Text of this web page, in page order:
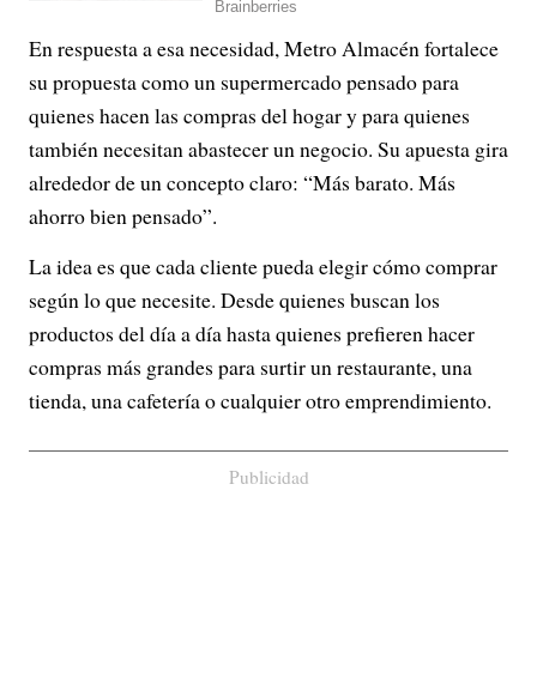
En respuesta a esa necesidad, Metro Almacén fortalece
su propuesta como un supermercado pensado para
quienes hacen las compras del hogar y para quienes
también necesitan abastecer un negocio. Su apuesta gira
alrededor de un concepto claro: “Más barato. Más
ahorro bien pensado”.
La idea es que cada cliente pueda elegir cómo comprar
según lo que necesite. Desde quienes buscan los
productos del día a día hasta quienes prefieren hacer
compras más grandes para surtir un restaurante, una
tienda, una cafetería o cualquier otro emprendimiento.
Publicidad